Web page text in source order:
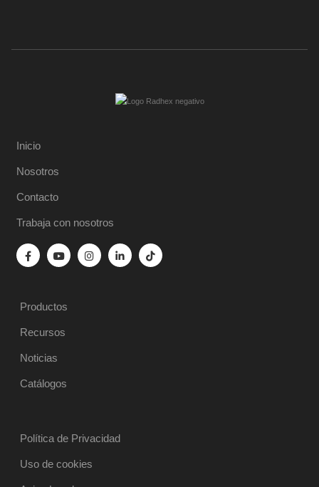
Inicio
Nosotros
Contacto
Trabaja con nosotros
Productos
Recursos
Noticias
Catálogos
Política de Privacidad
Uso de cookies